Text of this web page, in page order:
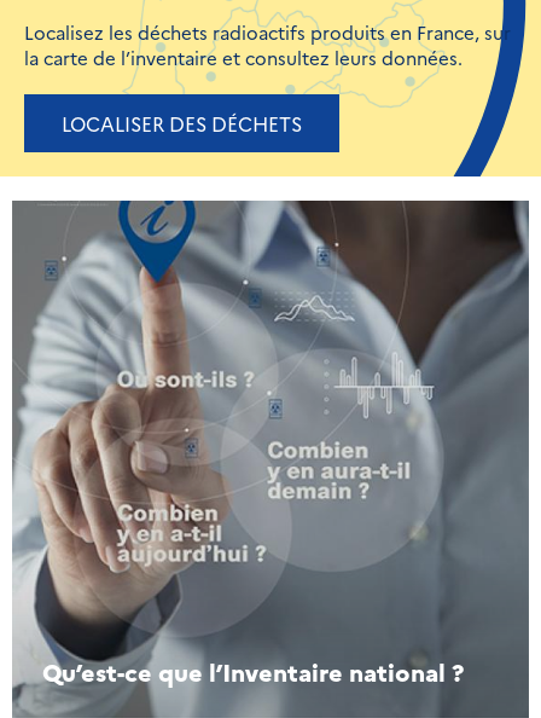
Localisez les déchets radioactifs produits en France, sur
la carte de l’inventaire et consultez leurs données.
LOCALISER DES DÉCHETS
Qu’est-ce que l’Inventaire national ?